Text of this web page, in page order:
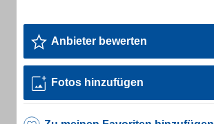
Anbieter bewerten
Fotos hinzufügen